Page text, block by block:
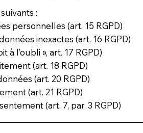
:
personnelles (art. 15 RGPD)
inexactes (art. 16 RGPD)
à l’oubli », art. 17 RGPD)
(art. 18 RGPD)
(art. 20 RGPD)
(art. 21 RGPD)
(art. 7, par. 3 RGPD)